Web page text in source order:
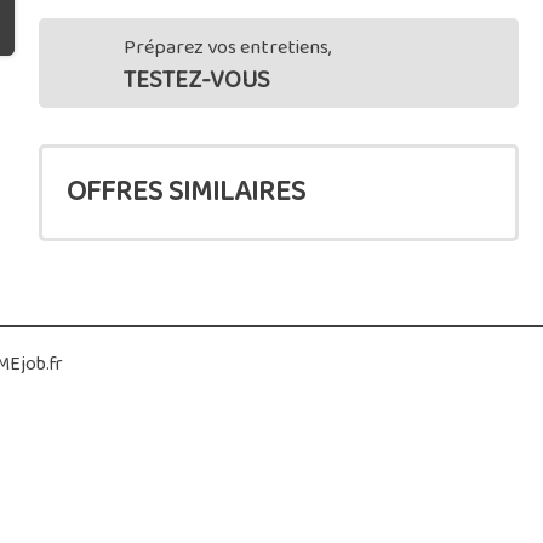
Préparez vos entretiens,
TESTEZ-VOUS
OFFRES SIMILAIRES